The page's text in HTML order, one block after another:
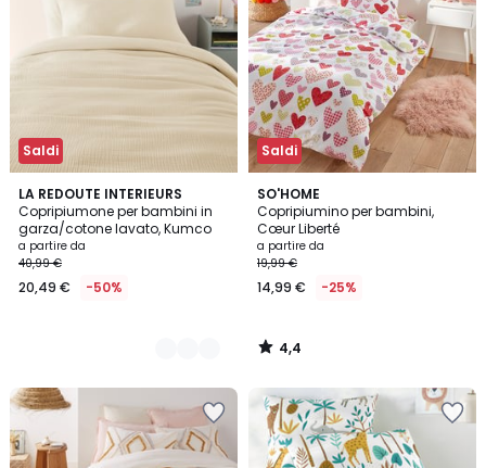
Saldi
LA REDOUTE INTERIEURS
Copripiumone per bambini in
garza/cotone lavato, Kumco
a partire da
40,99 €
20,49 € -50%
10
Colori
Saldi
SO'HOME
Copripiumino per bambini,
Cœur Liberté
a partire da
19,99 €
14,99 € -25%
4,4
/ 5
4,4
/